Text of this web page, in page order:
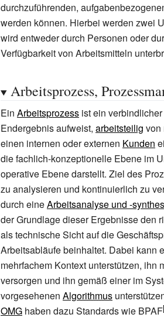
durchzuführenden,
werden können. Hierbei werden zwei
wird entweder durch Personen oder
Verfügbarkeit von Arbeitsmitteln
Arbeitsprozess,
Ein Arbeitsprozess ist ein
Endergebnis aufweist, arbeitsteilig von
einen internen oder externen Kunden
die fachlich-konzeptionelle Ebene im
operative Ebene darstellt. Ziel des
zu analysieren und kontinuierlich zu
durch eineArbeitsanalyse und -
der Grundlage dieser Ergebnisse den
als technische Sicht auf die
Arbeitsabläufe beinhaltet. Dabei kann
mehrfachem Kontext unterstützen, ihn
versorgen und ihn gemäß einer im
vorgesehenen Algorithmus
OMG haben dazu Standards wie BPAF